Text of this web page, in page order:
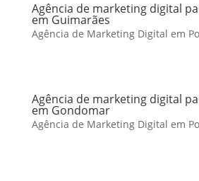
Agência de marketing digital
em Guimarães
Agência de Marketing Digital em
Agência de marketing digital
em Gondomar
Agência de Marketing Digital em